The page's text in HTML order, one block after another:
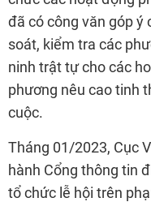
đã có công văn góp ý
soát, kiểm tra các
ninh trật tự cho các
phương nêu cao tinh
cuộc.
Tháng 01/2023, Cục
hành Cổng thông tin
tổ chức lễ hội trên